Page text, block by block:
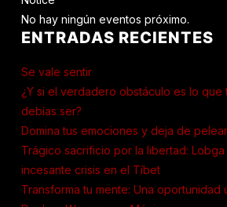
No hay ningún eventos próximo.
ENTRADAS RECIENTES
Se vale sentir
¿Y si el verdadero obstáculo es lo que
debías ser?
Domina tus emociones y deja de
Trágico sacrificio por la libertad: Lobga
incesante crisis en el Tíbet
Transforma tu mente: Una oportunidad